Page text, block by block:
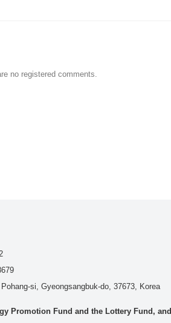
no registered comments.
si, Gyeongsangbuk-do, 37673, Korea
Promotion Fund and the Lottery Fund,